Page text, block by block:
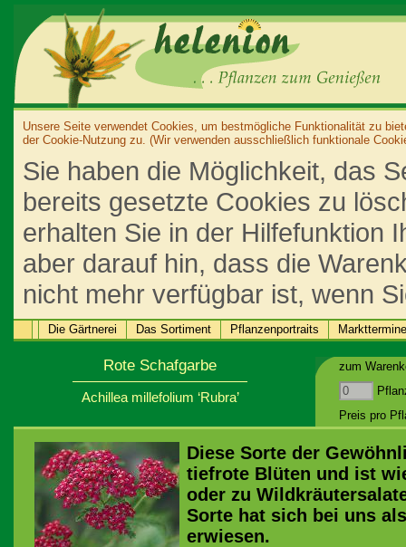
Unsere Seite verwendet Cookies, um bestmögliche Funktionalität zu
der Cookie-Nutzung zu. (Wir verwenden ausschließlich funktionale
Sie haben die Möglichkeit, das
bereits gesetzte Cookies zu
erhalten Sie in der Hilfefunktion
aber darauf hin, dass die
nicht mehr verfügbar ist, wenn
Die Gärtnerei Das Sortiment Pflanzenportraits Markttermine
Rote Schafgarbe
Achillea millefolium ‘Rubra’
zum
Preis pro
Diese Sorte der
tiefrote Blüten und ist
oder zu
Sorte hat sich bei uns
erwiesen.